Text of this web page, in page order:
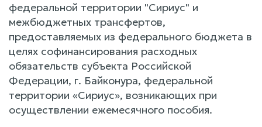
федеральной территории "Сириус" и
межбюджетных трансфертов,
предоставляемых из федерального бюджета в
целях софинансирования расходных
обязательств субъекта Российской
Федерации, г. Байконура, федеральной
территории «Сириус», возникающих при
осуществлении ежемесячного пособия.